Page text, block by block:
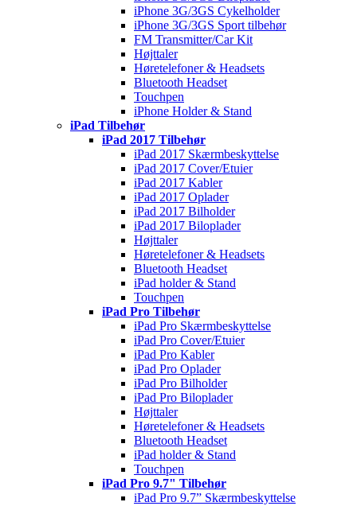
iPhone 3G/3GS Cykelholder
iPhone 3G/3GS Sport tilbehør
FM Transmitter/Car Kit
Højttaler
Høretelefoner & Headsets
Bluetooth Headset
Touchpen
iPhone Holder & Stand
iPad Tilbehør
iPad 2017 Tilbehør
iPad 2017 Skærmbeskyttelse
iPad 2017 Cover/Etuier
iPad 2017 Kabler
iPad 2017 Oplader
iPad 2017 Bilholder
iPad 2017 Biloplader
Højttaler
Høretelefoner & Headsets
Bluetooth Headset
iPad holder & Stand
Touchpen
iPad Pro Tilbehør
iPad Pro Skærmbeskyttelse
iPad Pro Cover/Etuier
iPad Pro Kabler
iPad Pro Oplader
iPad Pro Bilholder
iPad Pro Biloplader
Højttaler
Høretelefoner & Headsets
Bluetooth Headset
iPad holder & Stand
Touchpen
iPad Pro 9.7" Tilbehør
iPad Pro 9.7” Skærmbeskyttelse